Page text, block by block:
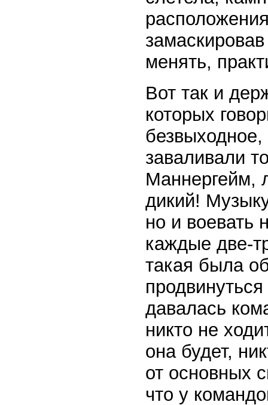
менять,
Вот так и
которых
заваливали
Маннергейм,
дикий!
но и
каждые две-
такая была
давалась
никто не
она будет,
от основных
что у